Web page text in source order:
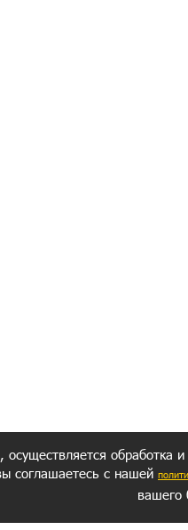
обработка
соглашаетесь с нашей
вашего